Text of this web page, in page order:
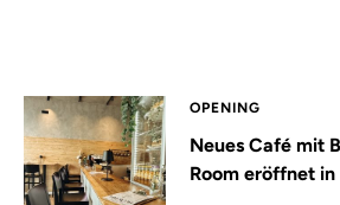
OPENING
Neues Café mit
Room eröffnet